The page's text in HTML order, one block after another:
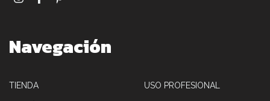
Navegación
TIENDA USO PROFESIONAL